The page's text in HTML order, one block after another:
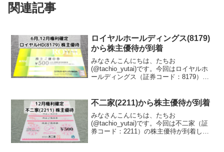
関連記事
ロイヤルホールディングス(8179)
から株主優待が到着
みなさんこんにちは、たちお
(@tachio_yutai)です。今回はロイヤルホ
ールディングス（証券コード：8179）の
ディングスはどんな会社？ロイヤルホー
ルディングス株...
不二家(2211)から株主優待が到着
みなさんこんにちは、たちお
(@tachio_yutai)です。今回は不二家（証
券コード：2211）の株主優待が到着した